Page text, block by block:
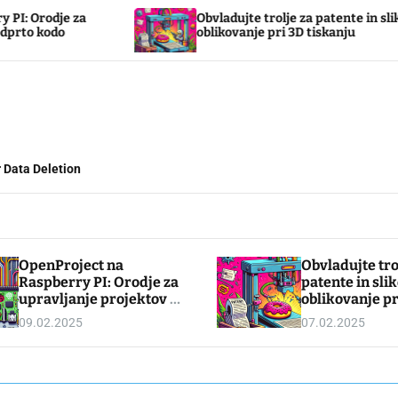
Obvladujte trolje za patente in slikovno
oblikovanje pri 3D tiskanju
Data Deletion
OpenProject na
Raspberry PI: Orodje za
upravljanje projektov z
odprto kodo
09.02.2025
Obvladujte
patente in
oblikovanje
tiskanju
07.02.2025